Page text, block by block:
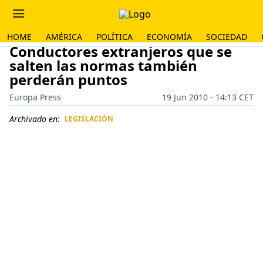
HOME AMÉRICA POLÍTICA ECONOMÍA SOCIEDAD
Conductores extranjeros que se
salten las normas también
perderán puntos
Europa Press
19 Jun 2010 - 14:13 CET
Archivado en: LEGISLACIÓN